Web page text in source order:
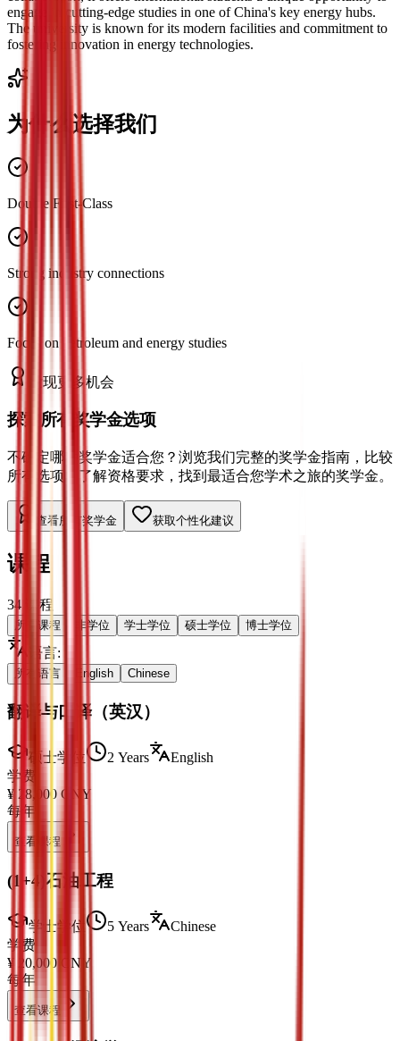
engage in cutting-edge studies in one of China's key energy hubs.
The university is known for its modern facilities and commitment to
fostering innovation in energy technologies.
为什么选择我们
Double First-Class
Strong industry connections
Focus on petroleum and energy studies
发现更多机会
探索所有奖学金选项
不确定哪种奖学金适合您？浏览我们完整的奖学金指南，比较
所有选项，了解资格要求，找到最适合您学术之旅的奖学金。
查看所有奖学金 获取个性化建议
课程
34 课程
所有课程 非学位 学士学位 硕士学位 博士学位
语言:
所有语言 English Chinese
翻译与口译（英汉）
硕士学位 2 Years
English
学费
¥ 28,000 CNY
每年
查看课程
(1+4)石油工程
学士学位 5 Years
Chinese
学费
¥
20,000 CNY
每年
查看课程